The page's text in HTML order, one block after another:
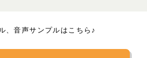
、音声サンプルはこちら♪